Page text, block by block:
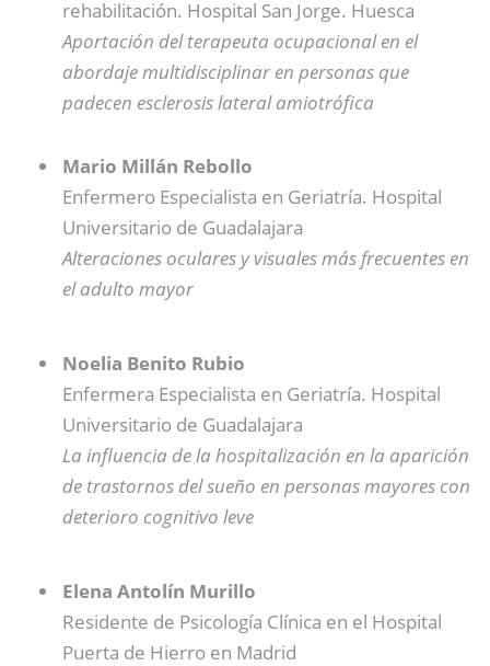
rehabilitación. Hospital San Jorge. Huesca
Aportación del terapeuta ocupacional en el
abordaje multidisciplinar en personas que
padecen esclerosis lateral amiotrófica
Mario Millán Rebollo
Enfermero Especialista en Geriatría. Hospital
Universitario de Guadalajara
Alteraciones oculares y visuales más frecuentes en
el adulto mayor
Noelia Benito Rubio
Enfermera Especialista en Geriatría. Hospital
Universitario de Guadalajara
La influencia de la hospitalización en la aparición
de trastornos del sueño en personas mayores con
deterioro cognitivo leve
Elena Antolín Murillo
Residente de Psicología Clínica en el Hospital
Puerta de Hierro en Madrid